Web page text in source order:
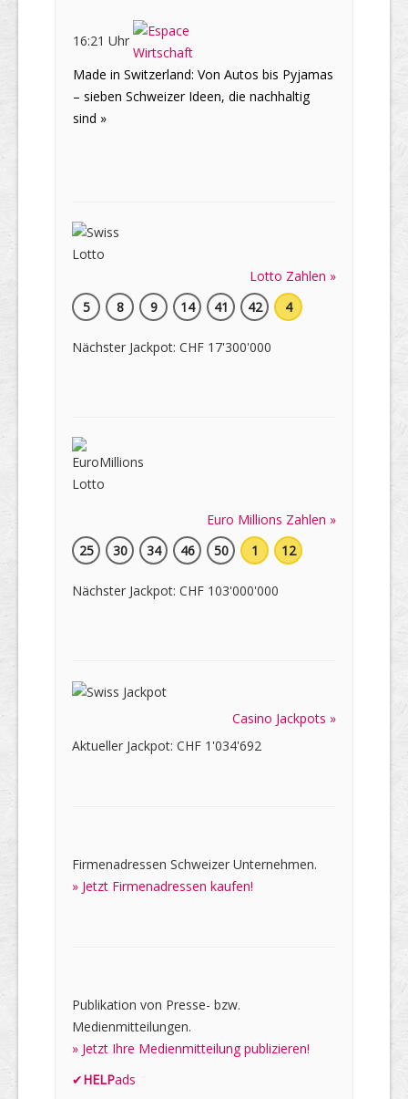
16:21 Uhr
Made in Switzerland: Von Autos bis Pyjamas
– sieben Schweizer Ideen, die nachhaltig
sind »
Lotto Zahlen »
5
8 9 14 41 42 4
Nächster Jackpot: CHF 17'300'000
Euro Millions Zahlen »
25
30 34 46 50 1 12
Nächster Jackpot: CHF 103'000'000
Casino Jackpots »
Aktueller Jackpot: CHF 1'034'692
Firmenadressen Schweizer Unternehmen.
» Jetzt Firmenadressen kaufen!
Publikation von Presse- bzw.
Medienmitteilungen.
» Jetzt Ihre Medienmitteilung publizieren!
✔HELPads